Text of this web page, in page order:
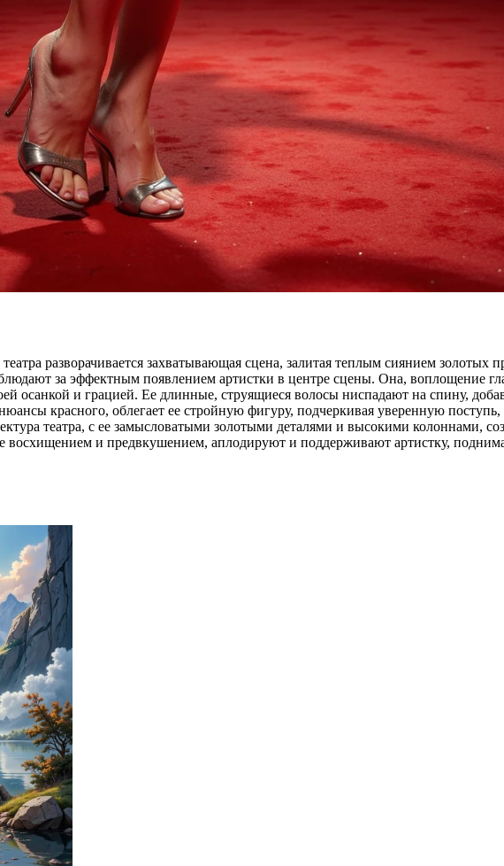
разворачивается захватывающая сцена, залитая теплым сиянием золотых
за эффектным появлением артистки в центре сцены. Она, воплощение
осанкой и грацией. Ее длинные, струящиеся волосы ниспадают на спину,
красного, облегает ее стройную фигуру, подчеркивая уверенную
театра, с ее замысловатыми золотыми деталями и высокими колоннами,
восхищением и предвкушением, аплодируют и поддерживают артистку,